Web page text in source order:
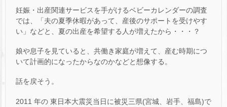
妊娠・出産関連サービスを手がけるベビーカレンダーの調査
では、「夫の夏季休暇があって、産後のサポートを受けやす
い」などと、夏の出産を希望する人が増えたから・・・？
娘や息子を見ていると、共働き家庭が増えて、産む時期につ
いて計画的になったからなのかなどと想像する。
話を戻そう。
2011 年の 東日本大震災当日に被災三県(宮城、岩手、福島)で